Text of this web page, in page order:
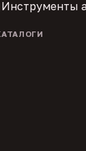
Инструменты